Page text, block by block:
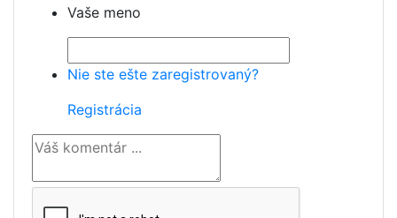
Vaše meno
Nie ste ešte zaregistrovaný?
Registrácia